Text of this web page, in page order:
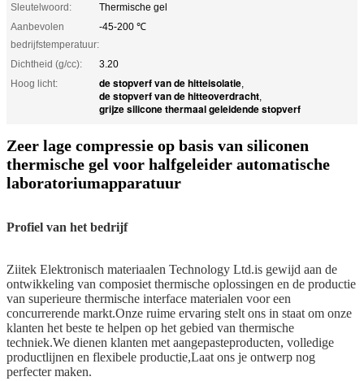
Sleutelwoord:
Thermische gel
Aanbevolen
bedrijfstemperatuur:
-45-200 ℃
Dichtheid (g/cc):
3.20
Hoog licht:
de stopverf van de hitteisolatie,
de stopverf van de hitteoverdracht,
grijze silicone thermaal geleidende stopverf
Zeer lage compressie op basis van siliconen
thermische gel voor halfgeleider automatische
laboratoriumapparatuur
Profiel van het bedrijf
Ziitek Elektronisch materiaalen Technology Ltd.is gewijd aan de
ontwikkeling van composiet thermische oplossingen en de productie
van superieure thermische interface materialen voor een
concurrerende markt.Onze ruime ervaring stelt ons in staat om onze
klanten het beste te helpen op het gebied van thermische
techniek.We dienen klanten met aangepasteproducten, volledige
productlijnen en flexibele productie,Laat ons je ontwerp nog
perfecter maken.